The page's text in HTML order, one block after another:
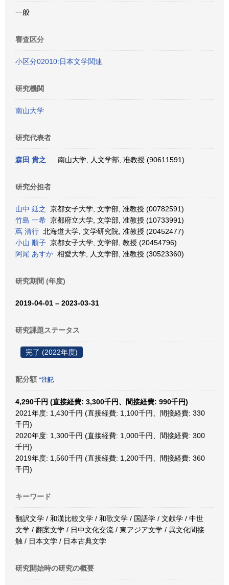
一般
審査区分
小区分02010:日本文学関連
研究機関
南山大学
研究代表者
森田 貴之 南山大学, 人文学部, 准教授 (90611591)
研究分担者
山中 延之
京都女子大学, 文学部, 准教授 (00782591)
竹島 一希 京都府立大学, 文学部, 准教授 (10733991)
蔦 清行 北海道大学, 文学研究院, 准教授 (20452477)
小山 順子 京都女子大学, 文学部, 教授 (20454796)
阿尾 あすか 相愛大学, 人文学部, 准教授 (30523360)
研究期間 (年度)
2019-04-01 – 2023-03-31
研究課題ステータス
完了 (2022年度)
配分額 *注記
4,290千円 (直接経費: 3,300千円、間接経費: 990千円)
2021年度: 1,430千円 (直接経費: 1,100千円、間接経費: 330
千円)
2020年度: 1,300千円 (直接経費: 1,000千円、間接経費: 300
千円)
2019年度: 1,560千円 (直接経費: 1,200千円、間接経費: 360
千円)
キーワード
翻訳文学 / 和漢比較文学 / 和歌文学 / 国語学 / 文献学 / 中世
文学 / 翻案文学 / 日中文化交流 / 東アジア文学 / 異文化間接
触 / 日本文学 / 日本古典文学
研究開始時の研究の概要